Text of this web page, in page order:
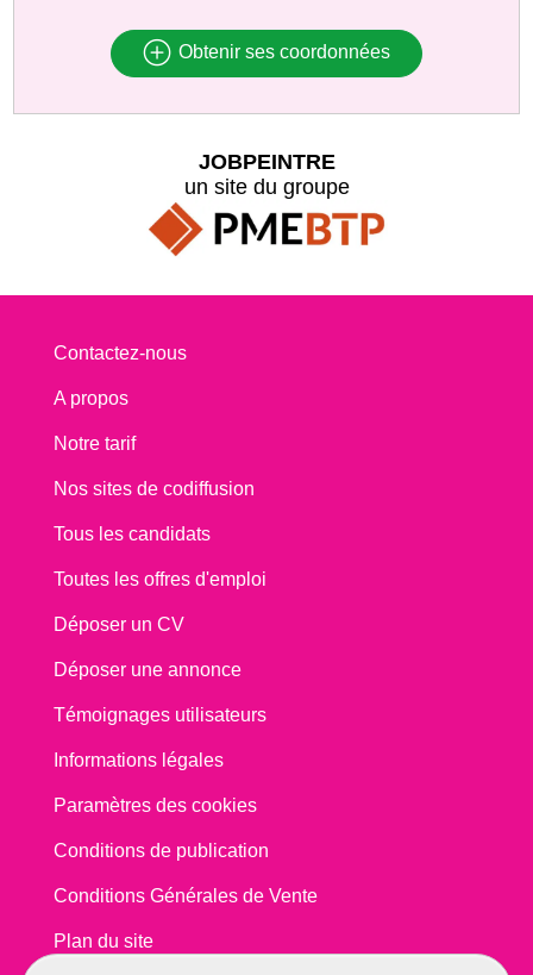
Obtenir ses coordonnées
JOBPEINTRE
un site du groupe
Contactez-nous
A propos
Notre tarif
Nos sites de codiffusion
Tous les candidats
Toutes les offres d'emploi
Déposer un CV
Déposer une annonce
Témoignages utilisateurs
Informations légales
Paramètres des cookies
Conditions de publication
Conditions Générales de Vente
Plan du site